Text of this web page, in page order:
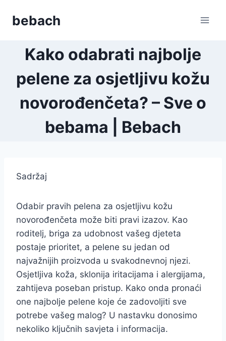
bebach
Kako odabrati najbolje
pelene za osjetljivu kožu
novorođenčeta? – Sve o
bebama | Bebach
Sadržaj
Odabir pravih pelena za osjetljivu kožu
novorođenčeta može biti pravi izazov. Kao
roditelj, briga za udobnost vašeg djeteta
postaje prioritet, a pelene su jedan od
najvažnijih proizvoda u svakodnevnoj njezi.
Osjetljiva koža, sklonija iritacijama i alergijama,
zahtijeva poseban pristup. Kako onda pronaći
one najbolje pelene koje će zadovoljiti sve
potrebe vašeg malog? U nastavku donosimo
nekoliko ključnih savjeta i informacija.